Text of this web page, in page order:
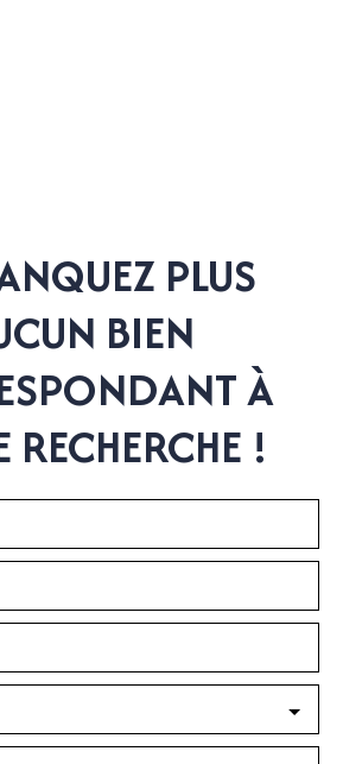
PLUS
BIEN
À
RECHERCHE !